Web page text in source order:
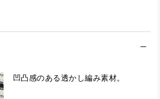
凹凸感のある透かし編み素材。